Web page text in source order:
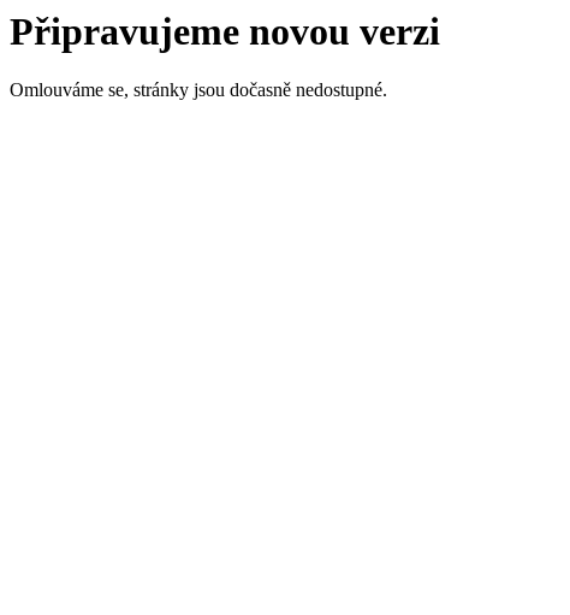
Připravujeme novou verzi
Omlouváme se, stránky jsou dočasně nedostupné.